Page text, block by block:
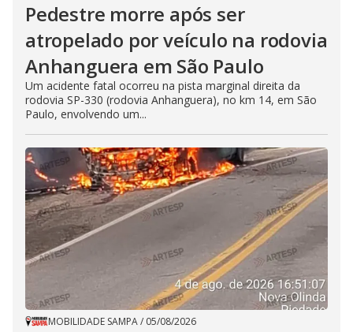
Pedestre morre após ser
atropelado por veículo na rodovia
Anhanguera em São Paulo
Um acidente fatal ocorreu na pista marginal direita da
rodovia SP-330 (rodovia Anhanguera), no km 14, em São
Paulo, envolvendo um...
MOBILIDADE SAMPA/ 05/08/2026